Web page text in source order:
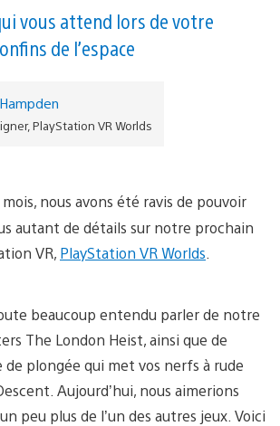
trésor
SF
de
PlayStation
vous attend lors de votre
de l’espace
PlayStation VR Worlds
nous avons été ravis de pouvoir
autant de détails sur notre prochain
VR, PlayStation VR Worlds
beaucoup entendu parler de notre
The London Heist, ainsi que de
plongée qui met vos nerfs à rude
Aujourd’hui, nous aimerions
peu plus de l’un des autres jeux. Voici